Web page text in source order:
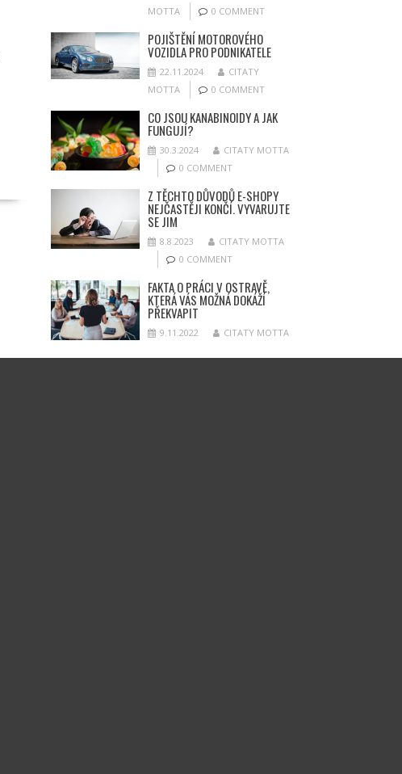
MOTTA
0 COMMENT
POJIŠTĚNÍ MOTOROVÉHO
VOZIDLA PRO PODNIKATELE
22.11.2024
CITATY
MOTTA
0 COMMENT
CO JSOU KANABINOIDY A JAK
FUNGUJÍ?
30.3.2024
CITATY MOTTA
0 COMMENT
Z TĚCHTO DŮVODŮ E-SHOPY
NEJČASTĚJI KONČÍ. VYVARUJTE
SE JIM
8.8.2023
CITATY MOTTA
0 COMMENT
FAKTA O PRÁCI V OSTRAVĚ,
KTERÁ VÁS MOŽNÁ DOKÁŽÍ
PŘEKVAPIT
9.11.2022 CITATY MOTTA